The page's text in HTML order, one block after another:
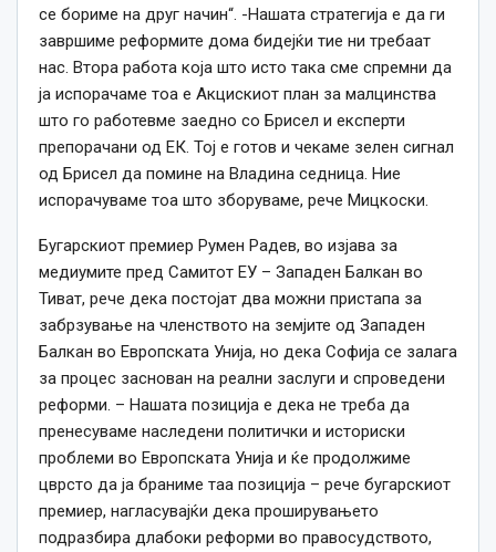
се бориме на друг начин“. -Нашата стратегија е да ги
завршиме реформите дома бидејќи тие ни требаат
нас. Втора работа која што исто така сме спремни да
ја испорачаме тоа е Акцискиот план за малцинства
што го работевме заедно со Брисел и експерти
препорачани од ЕК. Тој е готов и чекаме зелен сигнал
од Брисел да помине на Владина седница. Ние
испорачуваме тоа што зборуваме, рече Мицкоски.
Бугарскиот премиер Румен Радев, во изјава за
медиумите пред Самитот ЕУ – Западен Балкан во
Тиват, рече дека постојат два можни пристапа за
забрзување на членството на земјите од Западен
Балкан во Европската Унија, но дека Софија се залага
за процес заснован на реални заслуги и спроведени
реформи. – Нашата позиција е дека не треба да
пренесуваме наследени политички и историски
проблеми во Европската Унија и ќе продолжиме
цврсто да ја браниме таа позиција – рече бугарскиот
премиер, нагласувајќи дека проширувањето
подразбира длабоки реформи во правосудството,